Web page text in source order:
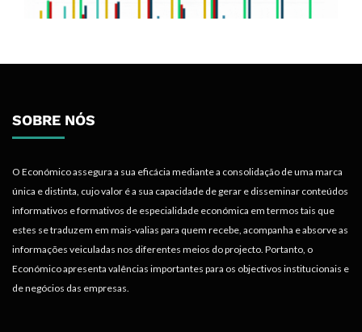
SOBRE NÓS
O Económico assegura a sua eficácia mediante a consolidação de uma marca
única e distinta, cujo valor é a sua capacidade de gerar e disseminar conteúdos
informativos e formativos de especialidade económica em termos tais que
estes se traduzem em mais-valias para quem recebe, acompanha e absorve as
informações veiculadas nos diferentes meios do projecto. Portanto, o
Económico apresenta valências importantes para os objectivos institucionais e
de negócios das empresas.